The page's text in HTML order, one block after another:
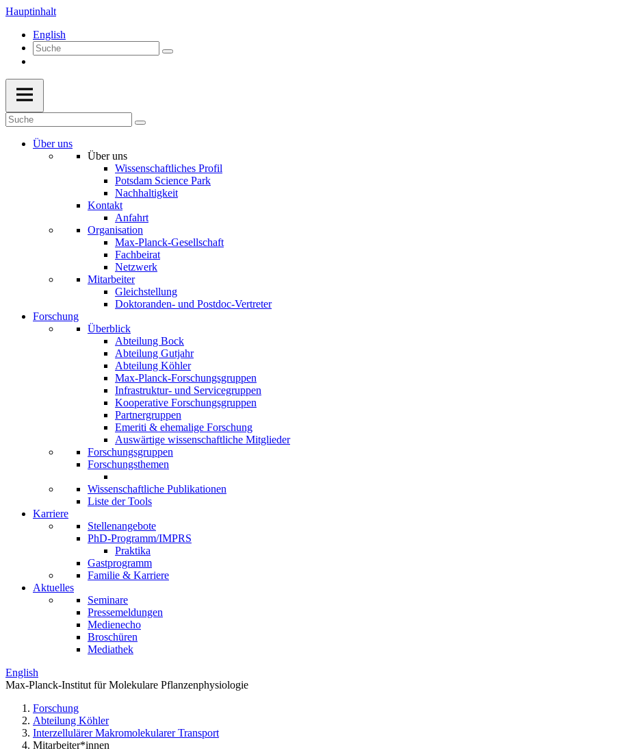
Hauptinhalt
English
Über uns
Über uns
Wissenschaftliches Profil
Potsdam Science Park
Nachhaltigkeit
Kontakt
Anfahrt
Organisation
Max-Planck-Gesellschaft
Fachbeirat
Netzwerk
Mitarbeiter
Gleichstellung
Doktoranden- und Postdoc-Vertreter
Forschung
Überblick
Abteilung Bock
Abteilung Gutjahr
Abteilung Köhler
Max-Planck-Forschungsgruppen
Infrastruktur- und Servicegruppen
Kooperative Forschungsgruppen
Partnergruppen
Emeriti & ehemalige Forschung
Auswärtige wissenschaftliche Mitglieder
Forschungsgruppen
Forschungsthemen
Wissenschaftliche Publikationen
Liste der Tools
Karriere
Stellenangebote
PhD-Programm/IMPRS
Praktika
Gastprogramm
Familie & Karriere
Aktuelles
Seminare
Pressemeldungen
Medienecho
Broschüren
Mediathek
English
Max-Planck-Institut für Molekulare Pflanzenphysiologie
Forschung
Abteilung Köhler
Interzellulärer Makromolekularer Transport
Mitarbeiter*innen